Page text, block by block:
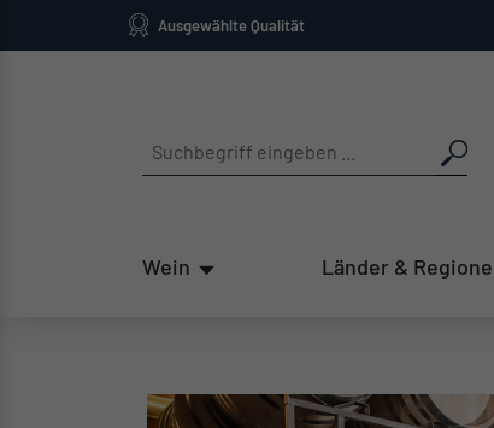
Zur Hauptnavigation springen
Ausgewählte Qualität
Wein Länder &